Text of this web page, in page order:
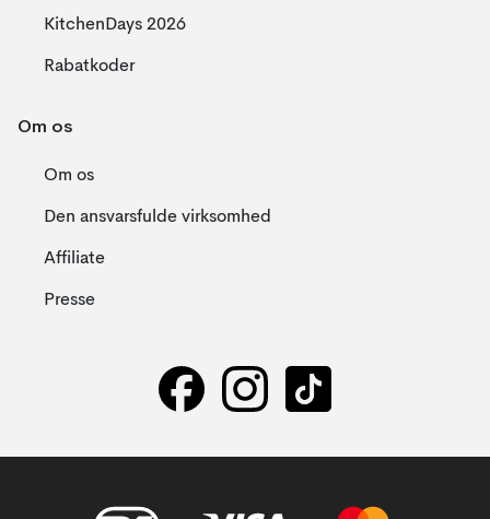
KitchenDays 2026
Rabatkoder
Om os
Om os
Den ansvarsfulde virksomhed
Affiliate
Presse